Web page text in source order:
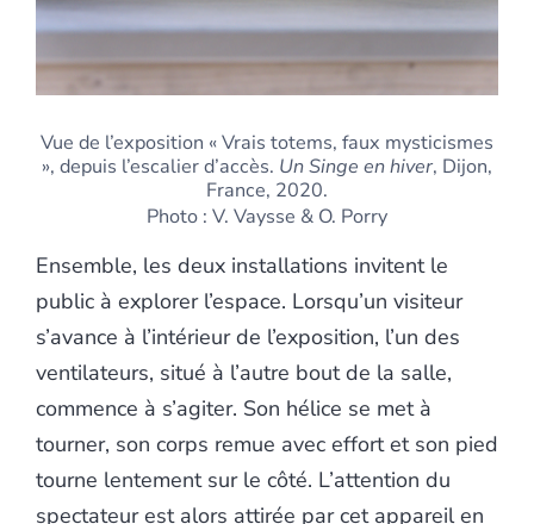
Vue de l’exposition « Vrais totems, faux mysticismes
», depuis l’escalier d’accès. Un Singe en hiver, Dijon,
France, 2020.
Photo : V. Vaysse & O. Porry
Ensemble, les deux installations invitent le
public à explorer l’espace. Lorsqu’un visiteur
s’avance à l’intérieur de l’exposition, l’un des
ventilateurs, situé à l’autre bout de la salle,
commence à s’agiter. Son hélice se met à
tourner, son corps remue avec effort et son pied
tourne lentement sur le côté. L’attention du
spectateur est alors attirée par cet appareil en